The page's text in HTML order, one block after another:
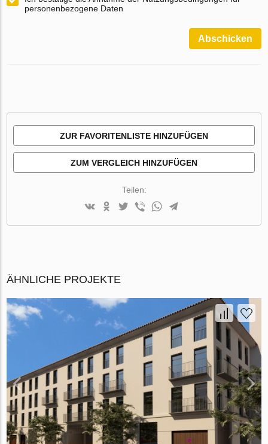
personenbezogene Daten
Abschicken
ZUR FAVORITENLISTE HINZUFÜGEN
ZUM VERGLEICH HINZUFÜGEN
Teilen:
ÄHNLICHE PROJEKTE